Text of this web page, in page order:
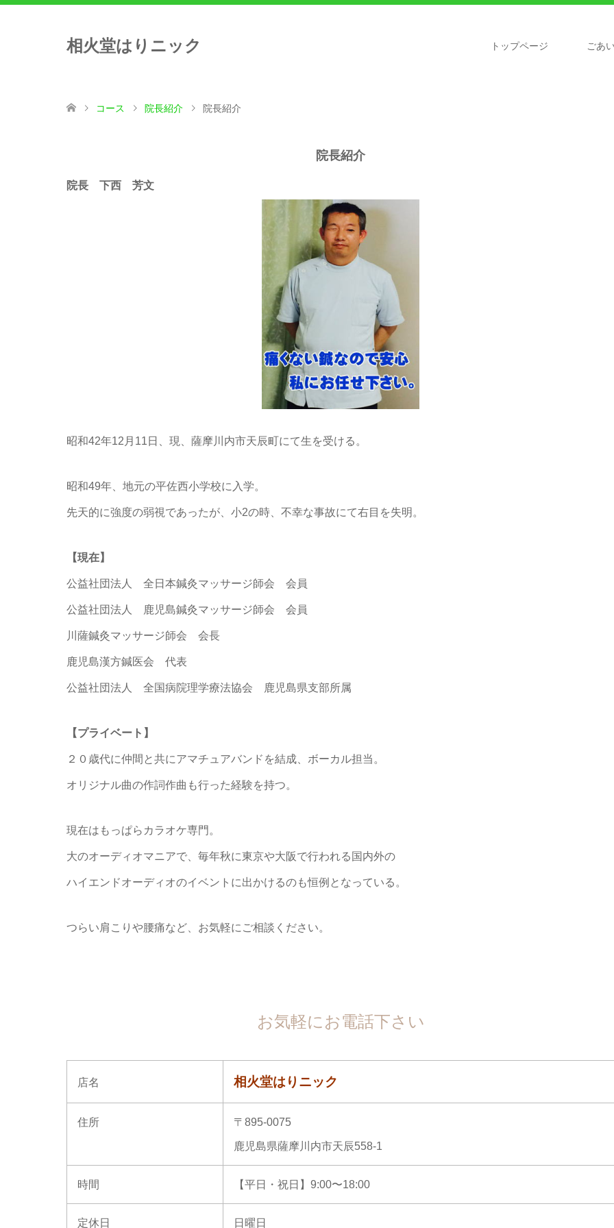
相火堂はりニック トップページ ごあ
コース 院長紹介 院長紹介
院長紹介
院長 下西 芳文
昭和42年12月11日、現、薩摩川内市天辰町にて生を受ける。
昭和49年、地元の平佐西小学校に入学。
先天的に強度の弱視であったが、小2の時、不幸な事故にて右目を失明。
【現在】
公益社団法人 全日本鍼灸マッサージ師会 会員
公益社団法人 鹿児島鍼灸マッサージ師会 会員
川薩鍼灸マッサージ師会 会長
鹿児島漢方鍼医会 代表
公益社団法人 全国病院理学療法協会 鹿児島県支部所属
【プライベート】
２０歳代に仲間と共にアマチュアバンドを結成、ボーカル担当。
オリジナル曲の作詞作曲も行った経験を持つ。
現在はもっぱらカラオケ専門。
大のオーディオマニアで、毎年秋に東京や大阪で行われる国内外の
ハイエンドオーディオのイベントに出かけるのも恒例となっている。
つらい肩こりや腰痛など、お気軽にご相談ください。
お気軽にお電話下さい
店名 相火堂はりニック
住所 〒895-0075
鹿児島県薩摩川内市天辰558-1
時間 【平日・祝日】9:00〜18:00
定休日 日曜日